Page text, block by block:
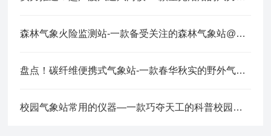
森林气象火险监测站-一款备受关注的森林气象站@2023已更新
盘点！碳纤维便携式气象站-一款春华秋实的野外气象监测系统
校园气象站常用的仪器—一款巧夺天工的科普校园气象站@2022已更新